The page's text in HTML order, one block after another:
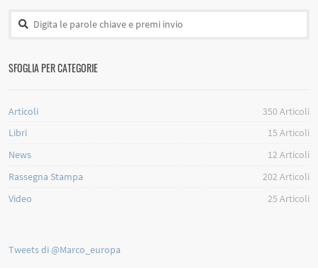
SFOGLIA PER CATEGORIE
Articoli 350Articoli
Libri
15 Articoli
News
12Articoli
Rassegna Stampa
202Articoli
Video
25 Articoli
Tweets di @Marco_europa